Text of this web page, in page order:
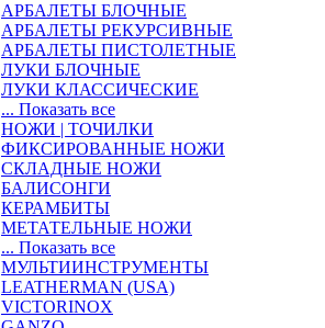
АРБАЛЕТЫ БЛОЧНЫЕ
АРБАЛЕТЫ РЕКУРСИВНЫЕ
АРБАЛЕТЫ ПИСТОЛЕТНЫЕ
ЛУКИ БЛОЧНЫЕ
ЛУКИ КЛАССИЧЕСКИЕ
... Показать все
НОЖИ | ТОЧИЛКИ
ФИКСИРОВАННЫЕ НОЖИ
СКЛАДНЫЕ НОЖИ
БАЛИСОНГИ
КЕРАМБИТЫ
МЕТАТЕЛЬНЫЕ НОЖИ
... Показать все
МУЛЬТИИНСТРУМЕНТЫ
LEATHERMAN (USA)
VICTORINOX